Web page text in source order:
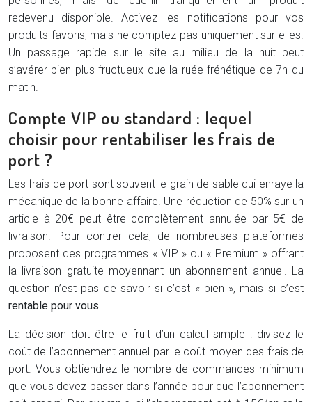
redevenu disponible. Activez les notifications pour vos
produits favoris, mais ne comptez pas uniquement sur elles.
Un passage rapide sur le site au milieu de la nuit peut
s’avérer bien plus fructueux que la ruée frénétique de 7h du
matin.
Compte VIP ou standard : lequel
choisir pour rentabiliser les frais de
port ?
Les frais de port sont souvent le grain de sable qui enraye la
mécanique de la bonne affaire. Une réduction de 50% sur un
article à 20€ peut être complètement annulée par 5€ de
livraison. Pour contrer cela, de nombreuses plateformes
proposent des programmes « VIP » ou « Premium » offrant
la livraison gratuite moyennant un abonnement annuel. La
question n’est pas de savoir si c’est « bien », mais si c’est
rentable pour vous.
La décision doit être le fruit d’un calcul simple : divisez le
coût de l’abonnement annuel par le coût moyen des frais de
port. Vous obtiendrez le nombre de commandes minimum
que vous devez passer dans l’année pour que l’abonnement